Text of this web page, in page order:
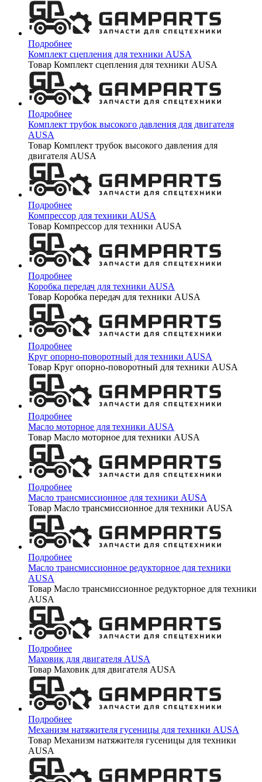
Подробнее
Комплект сцепления для техники AUSA
Товар Комплект сцепления для техники AUSA
Подробнее
Комплект трубок высокого давления для двигателя
AUSA
Товар Комплект трубок высокого давления для
двигателя AUSA
Подробнее
Компрессор для техники AUSA
Товар Компрессор для техники AUSA
Подробнее
Коробка передач для техники AUSA
Товар Коробка передач для техники AUSA
Подробнее
Круг опорно-поворотный для техники AUSA
Товар Круг опорно-поворотный для техники AUSA
Подробнее
Масло моторное для техники AUSA
Товар Масло моторное для техники AUSA
Подробнее
Масло трансмиссионное для техники AUSA
Товар Масло трансмиссионное для техники AUSA
Подробнее
Масло трансмиссионное редукторное для техники
AUSA
Товар Масло трансмиссионное редукторное для техники
AUSA
Подробнее
Маховик для двигателя AUSA
Товар Маховик для двигателя AUSA
Подробнее
Механизм натяжителя гусеницы для техники AUSA
Товар Механизм натяжителя гусеницы для техники
AUSA